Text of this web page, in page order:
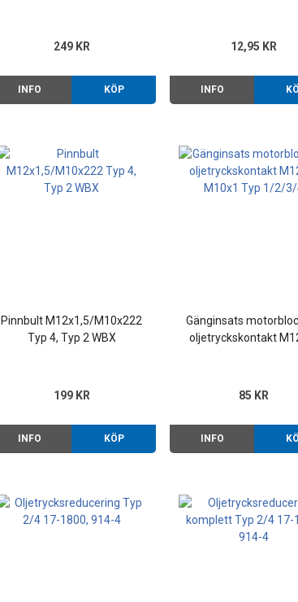
249 KR
INFO KÖP
12,95 KR
INFO
Pinnbult M12x1,5/M10x222
Typ 4, Typ 2 WBX
199 KR
INFO KÖP
Gänginsats
oljetryckskontakt
85 KR
INFO